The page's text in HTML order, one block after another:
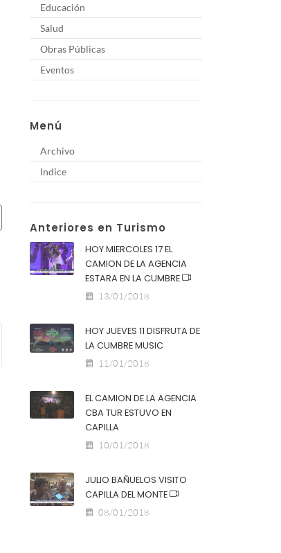
Educación
Salud
Obras Públicas
Eventos
Menú
Archivo
Indice
Anteriores en Turismo
HOY MIERCOLES 17 EL
CAMION DE LA AGENCIA
ESTARA EN LA CUMBRE
13/01/2018
HOY JUEVES 11 DISFRUTA DE
LA CUMBRE MUSIC
11/01/2018
EL CAMION DE LA AGENCIA
CBA TUR ESTUVO EN
CAPILLA
10/01/2018
JULIO BAÑUELOS VISITO
CAPILLA DEL MONTE
08/01/2018